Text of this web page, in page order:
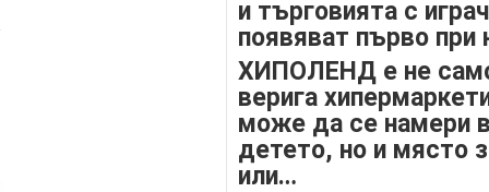
и търговията с
появяват първо при
ХИПОЛЕНД е не само
верига
може да се намери
детето, но и място
или…